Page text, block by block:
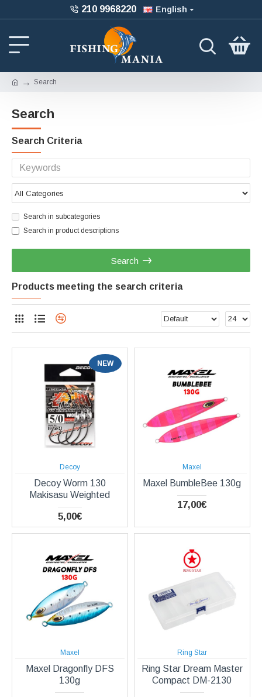
210 9968220 English
Search
Search
Search Criteria
Search in subcategories
Search in product descriptions
Search
Products meeting the search criteria
NEW
Decoy
Decoy Worm 130
Makisasu Weighted
5,00€
Maxel
Maxel BumbleBee 130g
17,00€
Maxel
Maxel Dragonfly DFS
130g
Ring Star
Ring Star Dream Master
Compact DM-2130